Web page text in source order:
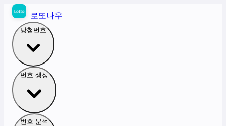
로또나우
당첨번호
번호 생성
번호 분석